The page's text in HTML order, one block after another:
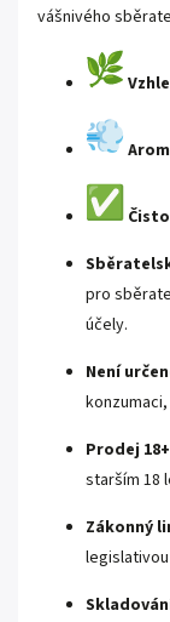
vášnivého
pro
účely.
Není
Prodej
starším 18
Zákonný
legislativou